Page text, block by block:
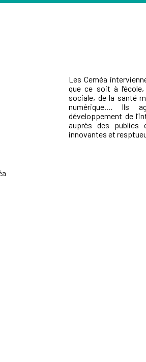
Les Ceméa
que ce soit à
sociale, de la santé
numérique.... Ils
développement de
auprès des publics
innovantes et